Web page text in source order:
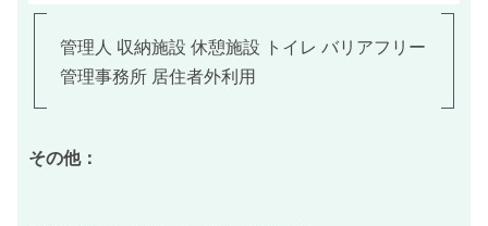
管理人 収納施設 休憩施設 トイレ バリアフリー
管理事務所 居住者外利用
その他：